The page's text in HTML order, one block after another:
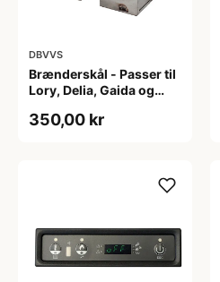
DBVVS
Brænderskål - Passer til
Lory, Delia, Gaida og
350,00 kr